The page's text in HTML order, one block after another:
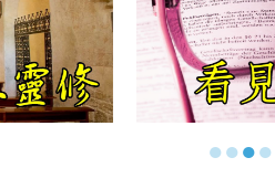
【信仰之旅】
—金毓瑋 神父
【信仰之旅】
—金毓瑋 神父
●●●●